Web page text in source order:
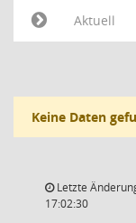
Aktuell
Keine Daten
Letzte
17:02:30